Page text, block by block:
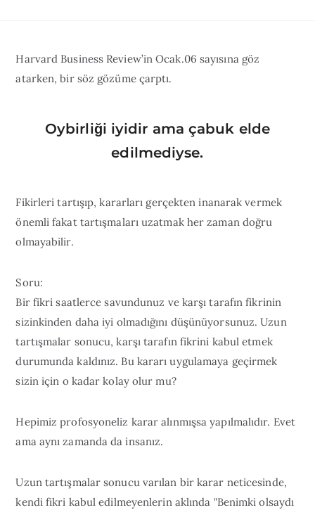
Harvard Business Review’in Ocak.06 sayısına göz
atarken, bir söz gözüme çarptı.
Oybirliği iyidir ama çabuk elde
edilmediyse.
Fikirleri tartışıp, kararları gerçekten inanarak vermek
önemli fakat tartışmaları uzatmak her zaman doğru
olmayabilir.
Soru:
Bir fikri saatlerce savundunuz ve karşı tarafın fikrinin
sizinkinden daha iyi olmadığını düşünüyorsunuz. Uzun
tartışmalar sonucu, karşı tarafın fikrini kabul etmek
durumunda kaldınız. Bu kararı uygulamaya geçirmek
sizin için o kadar kolay olur mu?
Hepimiz profosyoneliz karar alınmışsa yapılmalıdır. Evet
ama aynı zamanda da insanız.
Uzun tartışmalar sonucu varılan bir karar neticesinde,
kendi fikri kabul edilmeyenlerin aklında "Benimki olsaydı